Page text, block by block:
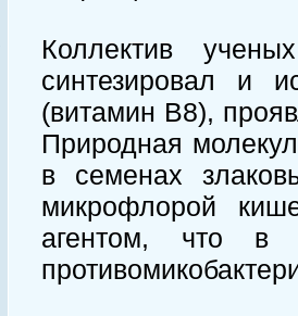
Коллектив
синтезировал и
(витамин В8),
Природная
в семенах
микрофлорой
агентом, что в